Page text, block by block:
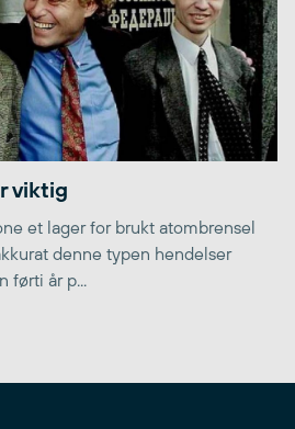
viktig
et lager for brukt atombrensel
denne typen hendelser
førti år p...